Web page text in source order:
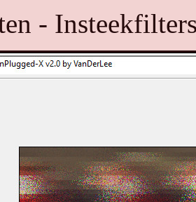
-